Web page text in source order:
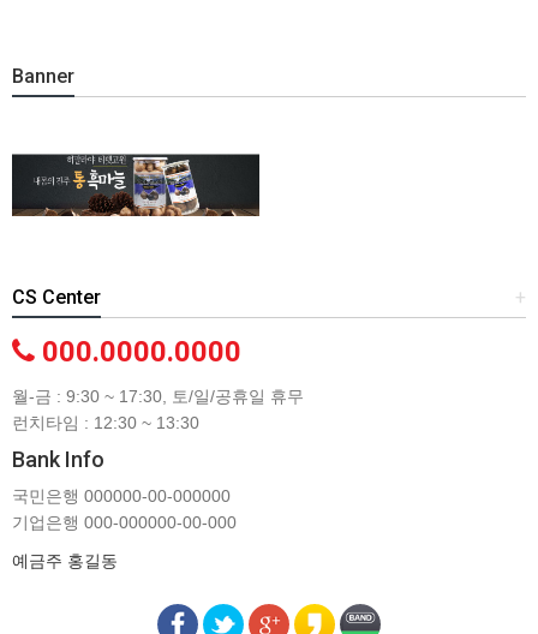
Banner
+
CS Center
000.0000.0000
월-금 : 9:30 ~ 17:30, 토/일/공휴일 휴무
런치타임 : 12:30 ~ 13:30
Bank Info
국민은행 000000-00-000000
기업은행 000-000000-00-000
예금주 홍길동